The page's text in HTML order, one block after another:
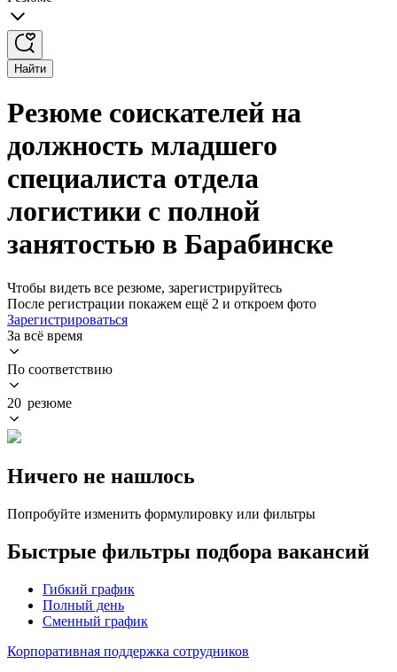
Найти
Резюме соискателей на
должность младшего
специалиста отдела
логистики с полной
занятостью в Барабинске
Чтобы видеть все резюме, зарегистрируйтесь
После регистрации покажем ещё 2 и откроем фото
Зарегистрироваться
За всё время
По соответствию
20 резюме
Ничего не нашлось
Попробуйте изменить формулировку или фильтры
Быстрые фильтры подбора вакансий
Гибкий график
Полный день
Сменный график
Корпоративная поддержка сотрудников